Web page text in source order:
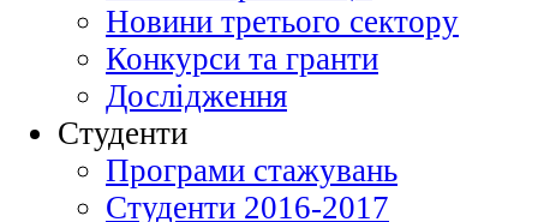
Новини третього сектору
Конкурси та гранти
Дослідження
Студенти
Програми стажувань
Студенти 2016-2017